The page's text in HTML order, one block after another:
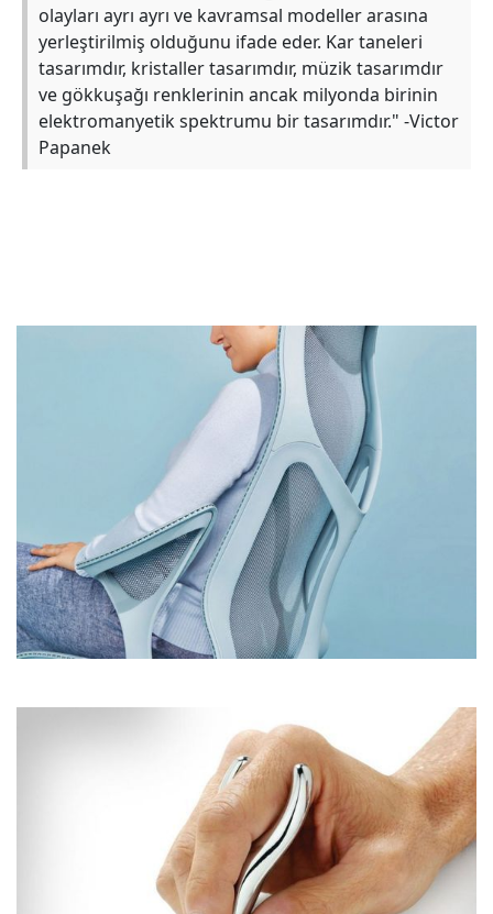
olayları ayrı ayrı ve kavramsal modeller arasına
yerleştirilmiş olduğunu ifade eder. Kar taneleri
tasarımdır, kristaller tasarımdır, müzik tasarımdır
ve gökkuşağı renklerinin ancak milyonda birinin
elektromanyetik spektrumu bir tasarımdır." -Victor
Papanek